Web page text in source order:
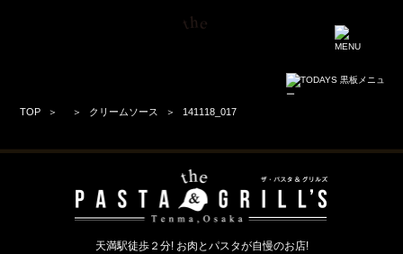
TOP クリームソース 141118_017
天満駅徒歩２分! お肉とパスタが自慢のお店!